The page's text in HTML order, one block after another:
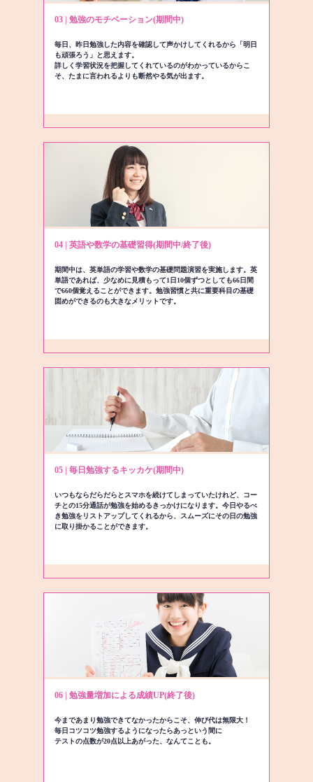
03 | 勉強のモチベーション(期間中)
毎日、昨日勉強した内容を確認して声かけしてくれるから「明日
も頑張ろう」と思えます。
詳しく学習状況を把握してくれているのがわかっているからこ
そ、たまに言われるよりも断然やる気が出ます。
04 | 英語や数学の基礎習得(期間中/終了後)
期間中は、英単語の学習や数学の基礎問題演習を実施します。英
単語であれば、少なめに見積もって1日10個ずつとしても66日間
で660個覚えることができます。勉強習慣と共に重要科目の基礎
固めができるのも大きなメリットです。
05 | 毎日勉強するキッカケ(期間中)
いつもならだらだらとスマホを続けてしまっていたけれど、コー
チとの15分通話が勉強を始めるきっかけになります。今日やるべ
き勉強をリストアップしてくれるから、スムーズにその日の勉強
に取り掛かることができます。
06 | 勉強量増加による成績UP(終了後)
今まであまり勉強できてなかったからこそ、伸び代は無限大！
毎日コツコツ勉強するようになったらあっという間に
テストの点数が20点以上あがった、なんてことも。